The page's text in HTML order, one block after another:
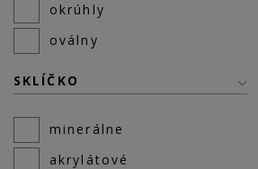
okrúhly
oválny
SKLÍČKO
minerálne
akrylátové